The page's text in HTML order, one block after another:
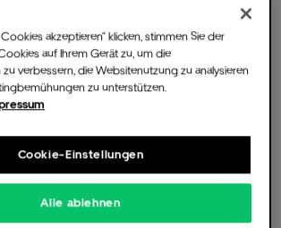
Die Music Hall
Für Veranstalter
und Unternehmen schätzen ihre
Akustik, moderne
grenzenlose Flexibilität.
akzeptieren“ klicken, stimmen Sie der
auf Ihrem Gerät zu, um die
verbessern, die Websitenutzung zu analysieren
zu unterstützen.
Cookie-Einstellungen
Alle ablehnen